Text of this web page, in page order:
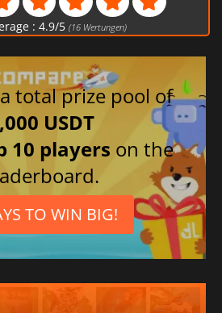
: 4.9/5 (16Wertungen)
total prize pool of
USDT
10 players on the
TO WIN BIG!